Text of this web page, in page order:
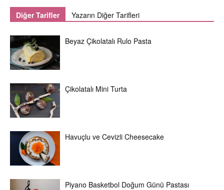
Diğer Tarifler Yazarın Diğer Tarifleri
Beyaz Çikolatalı Rulo Pasta
Çikolatalı Mini Turta
Havuçlu ve Cevizli Cheesecake
Piyano Basketbol Doğum Günü Pastası